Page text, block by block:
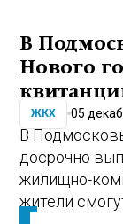
В
Нового
ЖКХ 05
В
досрочно
жилищно-
жители